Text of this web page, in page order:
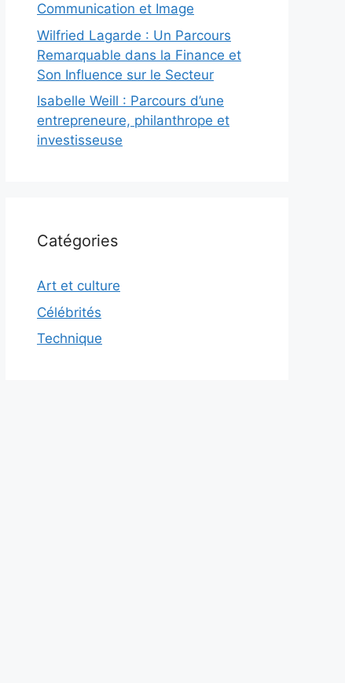
Communication et Image
Wilfried Lagarde : Un Parcours
Remarquable dans la Finance et
Son Influence sur le Secteur
Isabelle Weill : Parcours d’une
entrepreneure, philanthrope et
investisseuse
Catégories
Art et culture
Célébrités
Technique